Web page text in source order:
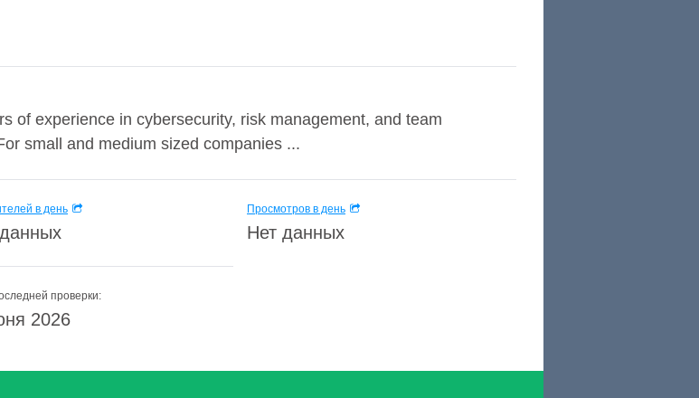
of experience in cybersecurity, risk management, and team
small and medium sized companies ...
в день Просмотров в день
Нет данных
проверки:
2026